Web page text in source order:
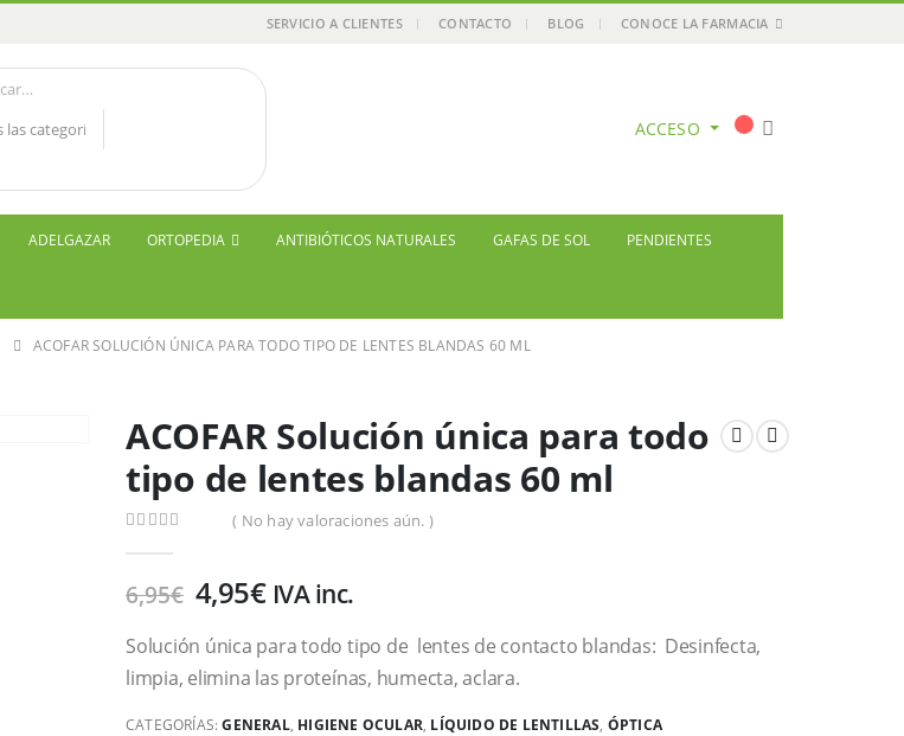
SERVICIO A CLIENTES CONTACTO BLOG CONOCE LA FARMACIA
ACCESO
ADELGAZAR ORTOPEDIA ANTIBIÓTICOS NATURALES GAFAS DE SOL PENDIENTES
ACOFAR SOLUCIÓN ÚNICA PARA TODO TIPO DE LENTES BLANDAS 60 ML
ACOFAR Solución única para todo
tipo de lentes blandas 60 ml
( No hay valoraciones aún. )
6,95€ 4,95€ IVA inc.
Solución única para todo tipo de lentes de contacto blandas: Desinfecta,
limpia, elimina las proteínas, humecta, aclara.
CATEGORÍAS:GENERAL, HIGIENE OCULAR, LÍQUIDO DE LENTILLAS, ÓPTICA